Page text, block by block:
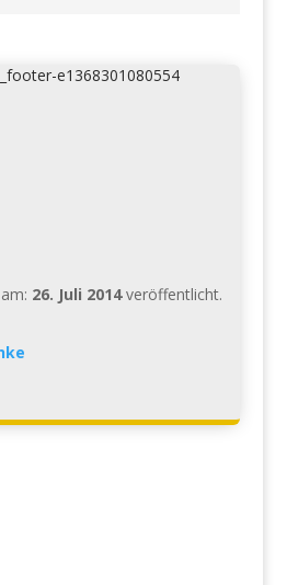
26. Juli 2014veröffentlicht.